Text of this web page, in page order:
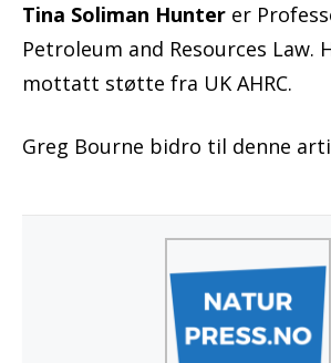
Tina Soliman Hunter er
Petroleum and Resources Law.
mottatt støtte fra UK AHRC.
Greg Bourne bidro til denne